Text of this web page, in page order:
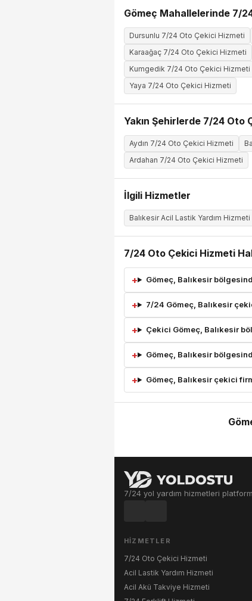
Gömeç Mahallelerinde 7/
Dursunlu 7/24 Oto Çekici Hizmeti
Karaağaç 7/24 Oto Çekici Hizmeti
Kumgedik 7/24 Oto Çekici Hizmeti
Yaya 7/24 Oto Çekici Hizmeti
Yakın Şehirlerde 7/24 Oto
Aydın 7/24 Oto Çekici Hizmeti
Ardahan 7/24 Oto Çekici Hizmeti
İlgili Hizmetler
Balıkesir Acil Lastik Yardım Hizmeti
7/24 Oto Çekici Hizmeti
Gömeç, Balıkesir
7/24 Gömeç, Balıkesir
Çekici Gömeç, Balıkesir
Gömeç, Balıkesir
Gömeç, Balıkesir çekici
7/24 yol yardım hizmetleri
HIZMETLER
7/24 Oto Çekici Hizmeti
Acil Lastik Yardım Hizmeti
Acil Akü Takviye Hizmeti